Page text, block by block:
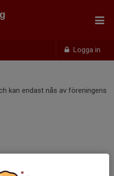
Logga in
kan endast nås av föreningens